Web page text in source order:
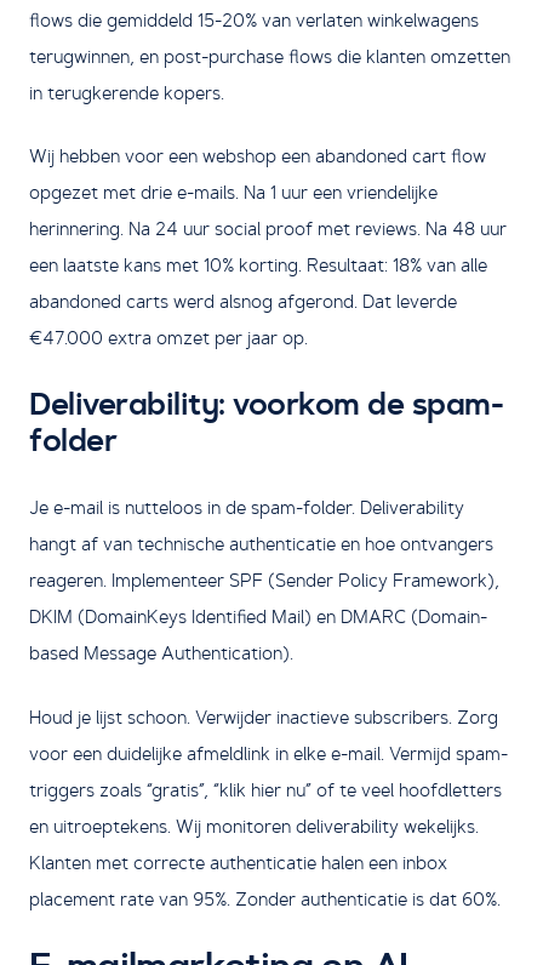
flows die gemiddeld 15-20% van verlaten winkelwagens
terugwinnen, en post-purchase flows die klanten omzetten
in terugkerende kopers.
Wij hebben voor een webshop een abandoned cart flow
opgezet met drie e-mails. Na 1 uur een vriendelijke
herinnering. Na 24 uur social proof met reviews. Na 48 uur
een laatste kans met 10% korting. Resultaat: 18% van alle
abandoned carts werd alsnog afgerond. Dat leverde
€47.000 extra omzet per jaar op.
Deliverability: voorkom de spam-
folder
Je e-mail is nutteloos in de spam-folder. Deliverability
hangt af van technische authenticatie en hoe ontvangers
reageren. Implementeer SPF (Sender Policy Framework),
DKIM (DomainKeys Identified Mail) en DMARC (Domain-
based Message Authentication).
Houd je lijst schoon. Verwijder inactieve subscribers. Zorg
voor een duidelijke afmeldlink in elke e-mail. Vermijd spam-
triggers zoals “gratis”, “klik hier nu” of te veel hoofdletters
en uitroeptekens. Wij monitoren deliverability wekelijks.
Klanten met correcte authenticatie halen een inbox
placement rate van 95%. Zonder authenticatie is dat 60%.